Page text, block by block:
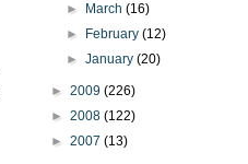
►
March(16)
►
February(12)
►January(20)
► 2009 (226)
► 2008 (122)
► 2007 (13)